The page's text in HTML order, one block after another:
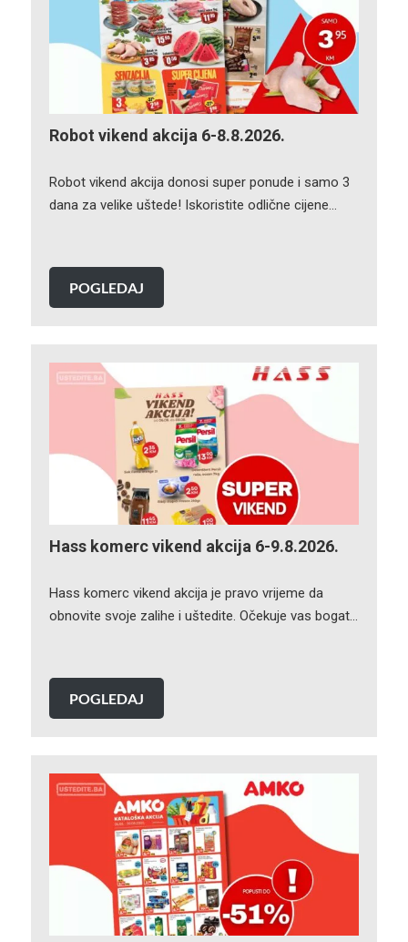
Robot vikend akcija 6-8.8.2026.
Robot vikend akcija donosi super ponude i samo 3
dana za velike uštede! Iskoristite odlične cijene…
POGLEDAJ
Hass komerc vikend akcija 6-9.8.2026.
Hass komerc vikend akcija je pravo vrijeme da
obnovite svoje zalihe i uštedite. Očekuje vas bogat…
POGLEDAJ